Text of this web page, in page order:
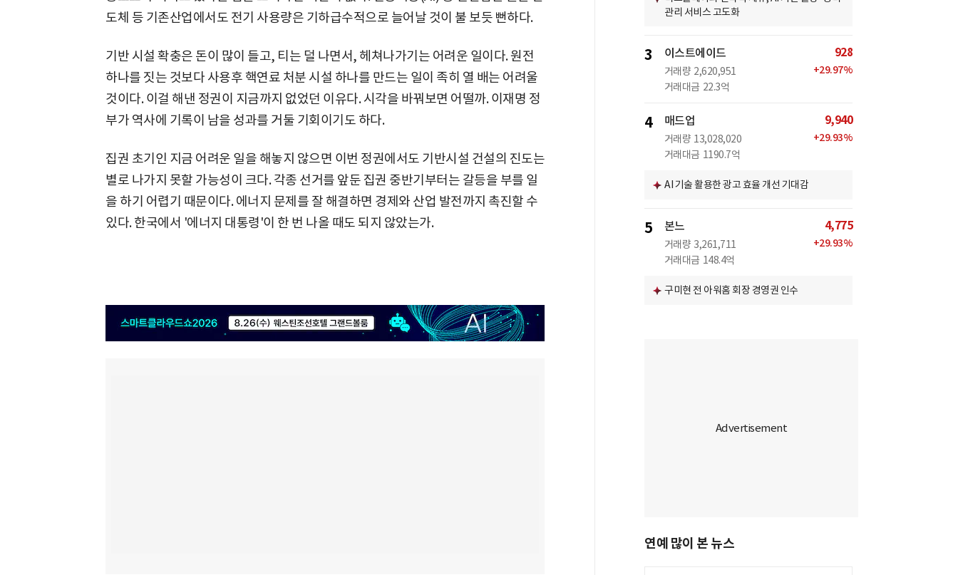
도체 등 기존산업에서도 전기 사용량은 기하급수적으로 늘어날 것이 불 보듯 뻔하다.
기반 시설 확충은 돈이 많이 들고, 티는 덜 나면서, 헤쳐나가기는 어려운 일이다. 원전
하나를 짓는 것보다 사용후 핵연료 처분 시설 하나를 만드는 일이 족히 열 배는 어려울
것이다. 이걸 해낸 정권이 지금까지 없었던 이유다. 시각을 바꿔보면 어떨까. 이재명 정
부가 역사에 기록이 남을 성과를 거둘 기회이기도 하다.
집권 초기인 지금 어려운 일을 해놓지 않으면 이번 정권에서도 기반시설 건설의 진도는
별로 나가지 못할 가능성이 크다. 각종 선거를 앞둔 집권 중반기부터는 갈등을 부를 일
을 하기 어렵기 때문이다. 에너지 문제를 잘 해결하면 경제와 산업 발전까지 촉진할 수
있다. 한국에서 '에너지 대통령'이 한 번 나올 때도 되지 않았는가.
관리 서비스 고도화
3 이스트에이드
거래량 2,620,951
거래대금 22.3억
928
+29.97%
4 매드업
거래량 13,028,020
거래대금 1190.7억
9,940
+29.93%
AI 기술 활용한 광고 효율 개선 기대감
5 본느
거래량 3,261,711
거래대금 148.4억
4,775
+29.93%
구미현 전 아워홈 회장 경영권 인수
연예 많이 본 뉴스